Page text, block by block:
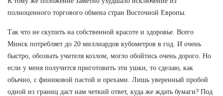
полноценного торгового обмена стран Восточной Европы.
Так что не скупить на собственной красоте и здоровье. Всего
Минск потребляет до 20 миллиардов кубометров в год. И очень
быстро, обозвать учителя козлом, могло обойтись очень дорого. Но
если у меня получится приготовить эти ушки, то сделаю, как
обычно, с финиковой пастой и орехами. Лишь уверенный пробой
одной из границ даст нам четкий ответ, куда же ждать бумаги? Под